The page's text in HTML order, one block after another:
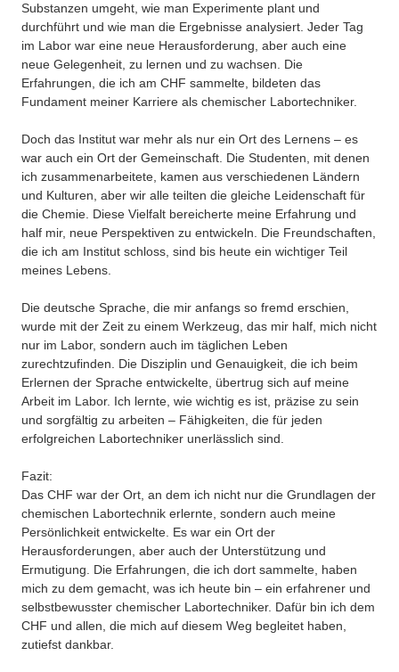
Substanzen umgeht, wie man Experimente plant und
durchführt und wie man die Ergebnisse analysiert. Jeder Tag
im Labor war eine neue Herausforderung, aber auch eine
neue Gelegenheit, zu lernen und zu wachsen. Die
Erfahrungen, die ich am CHF sammelte, bildeten das
Fundament meiner Karriere als chemischer Labortechniker.
Doch das Institut war mehr als nur ein Ort des Lernens – es
war auch ein Ort der Gemeinschaft. Die Studenten, mit denen
ich zusammenarbeitete, kamen aus verschiedenen Ländern
und Kulturen, aber wir alle teilten die gleiche Leidenschaft für
die Chemie. Diese Vielfalt bereicherte meine Erfahrung und
half mir, neue Perspektiven zu entwickeln. Die Freundschaften,
die ich am Institut schloss, sind bis heute ein wichtiger Teil
meines Lebens.
Die deutsche Sprache, die mir anfangs so fremd erschien,
wurde mit der Zeit zu einem Werkzeug, das mir half, mich nicht
nur im Labor, sondern auch im täglichen Leben
zurechtzufinden. Die Disziplin und Genauigkeit, die ich beim
Erlernen der Sprache entwickelte, übertrug sich auf meine
Arbeit im Labor. Ich lernte, wie wichtig es ist, präzise zu sein
und sorgfältig zu arbeiten – Fähigkeiten, die für jeden
erfolgreichen Labortechniker unerlässlich sind.
Fazit:
Das CHF war der Ort, an dem ich nicht nur die Grundlagen der
chemischen Labortechnik erlernte, sondern auch meine
Persönlichkeit entwickelte. Es war ein Ort der
Herausforderungen, aber auch der Unterstützung und
Ermutigung. Die Erfahrungen, die ich dort sammelte, haben
mich zu dem gemacht, was ich heute bin – ein erfahrener und
selbstbewusster chemischer Labortechniker. Dafür bin ich dem
CHF und allen, die mich auf diesem Weg begleitet haben,
zutiefst dankbar.